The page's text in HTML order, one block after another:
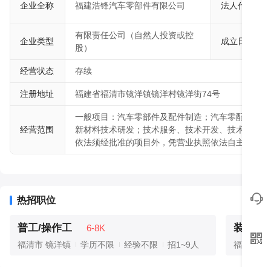
企业全称 福建浩锋汽车零部件有限公司 法人代表
企业类型
有限责任公司（自然人投资或控
股）
成立日期
经营状态 存续
注册地址 福建省福清市镜洋镇镜洋村镜洋街74号
经营范围
一般项目：汽车零部件及配件制造；汽车零配件批
新材料技术研发；技术服务、技术开发、技术咨询
依法须经批准的项目外，凭营业执照依法自主开展
热招职位
普工/操作工 6-8K
福清市 镜洋镇 学历不限 经验不限 招1~9人
装配工
福清市